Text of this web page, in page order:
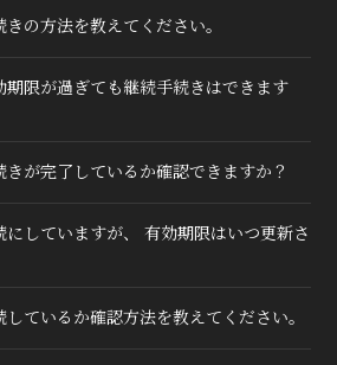
の方法を教えてください。
限が過ぎても継続手続きはできます
が完了しているか確認できますか？
していますが、 有効期限はいつ更新さ
ているか確認方法を教えてください。